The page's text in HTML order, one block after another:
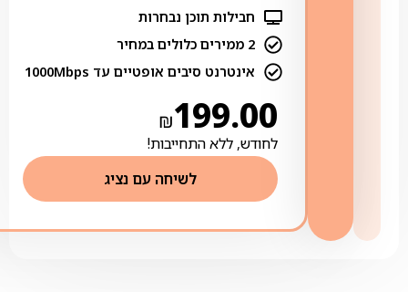
חבילות תוכן נבחרות
2 ממירים כלולים במחיר
אינטרנט סיבים אופטיים עד 1000Mbps
₪199.00
לחודש, ללא התחייבות!
לשיחה עם נציג